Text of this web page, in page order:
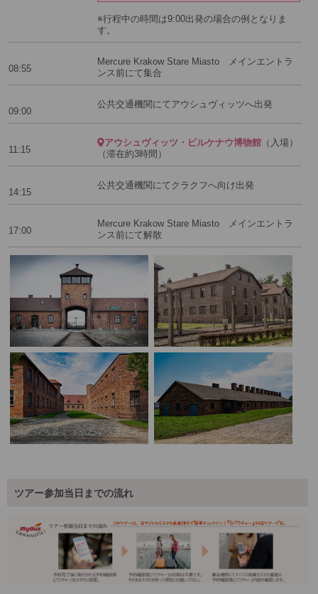
※行程中の時間は9:00出発の場合の例となりま
す。
08:55
Mercure Krakow Stare Miasto メインエントラ
ンス前にて集合
09:00
公共交通機関にてアウシュヴィッツへ出発
11:15
アウシュヴィッツ・ビルケナウ博物館 （入場）
（滞在約3時間）
14:15
公共交通機関にてクラクフへ向け出発
17:00
Mercure Krakow Stare Miasto メインエントラ
ンス前にて解散
ツアー参加当日までの流れ